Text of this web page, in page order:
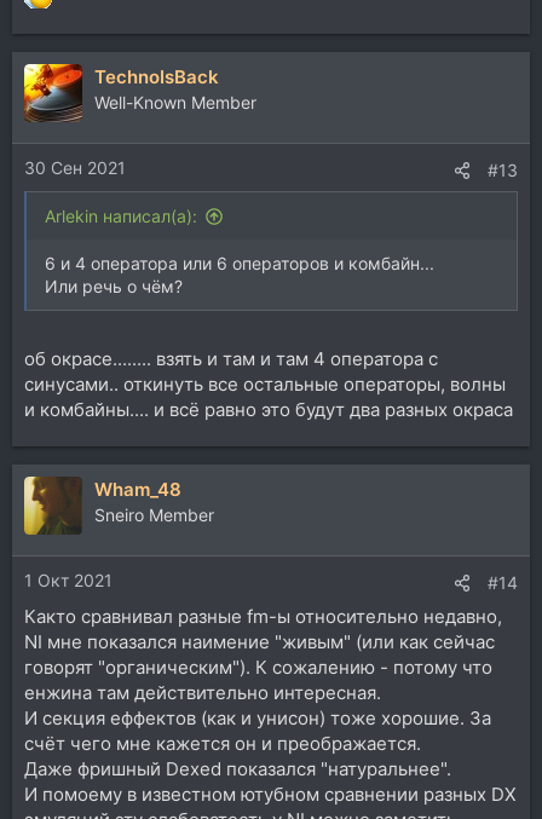
TechnoIsBack
Well-Known Member
30 Сен 2021 #13
Arlekin написал(а):
6 и 4 оператора или 6 операторов и комбайн...
Или речь о чём?
об окрасе........ взять и там и там 4 оператора с
синусами.. откинуть все остальные операторы, волны
и комбайны.... и всё равно это будут два разных окраса
Wham_48
Sneiro Member
1 Окт 2021 #14
Както сравнивал разные fm-ы относительно недавно,
NI мне показался наимение "живым" (или как сейчас
говорят "органическим"). К сожалению - потому что
енжина там действительно интересная.
И секция еффектов (как и унисон) тоже хорошие. За
счёт чего мне кажется он и преображается.
Даже фришный Dexed показался "натуральнее".
И помоему в известном ютубном сравнении разных DX